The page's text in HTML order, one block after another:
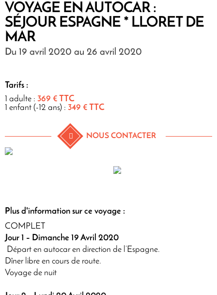
VOYAGE EN AUTOCAR :
SÉJOUR ESPAGNE * LLORET DE
MAR
Du 19 avril 2020 au 26 avril 2020
Tarifs :
1 adulte : 369 € TTC
1 enfant (-12 ans) : 349 € TTC
NOUS CONTACTER
Plus d'information sur ce voyage :
COMPLET
Jour 1 – Dimanche 19 Avril 2020
Départ en autocar en direction de l’Espagne.
Dîner libre en cours de route.
Voyage de nuit